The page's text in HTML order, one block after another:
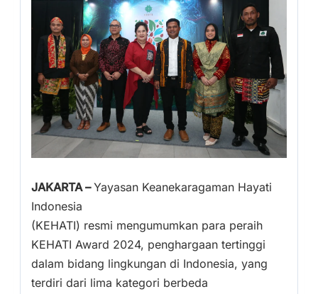
JAKARTA –Yayasan Keanekaragaman Hayati
Indonesia
(KEHATI) resmi mengumumkan para peraih
KEHATI Award 2024, penghargaan tertinggi
dalam bidang lingkungan di Indonesia, yang
terdiri dari lima kategori berbeda